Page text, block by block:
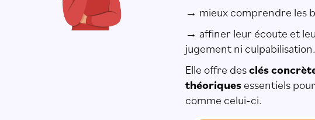
→ mieux comprendre les
→ affiner leur écoute et
jugement ni culpabilisation.
Elle offre desclés
théoriquesessentiels
comme celui-ci.